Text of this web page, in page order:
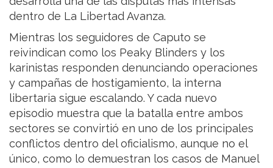
dentro de La Libertad Avanza.
Mientras los seguidores de Caputo se
reivindican como los Peaky Blinders y los
karinistas responden denunciando operaciones
y campañas de hostigamiento, la interna
libertaria sigue escalando. Y cada nuevo
episodio muestra que la batalla entre ambos
sectores se convirtió en uno de los principales
conflictos dentro del oficialismo, aunque no el
único, como lo demuestran los casos de Manuel